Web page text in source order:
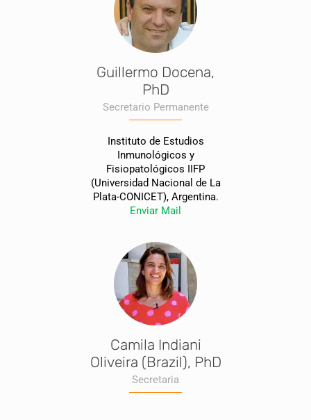
Guillermo Docena,
PhD
Secretario Permanente
Instituto de Estudios
Inmunológicos y
Fisiopatológicos IIFP
(Universidad Nacional de La
Plata-CONICET), Argentina.
Enviar Mail
Camila Indiani
Oliveira (Brazil), PhD
Secretaria